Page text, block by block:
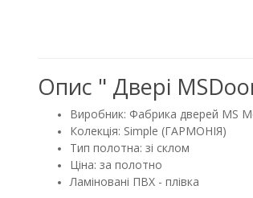
Опис " Двері
Виробник: Фабрика дверей MS
Колекція: Simple (ГАРМОНІЯ)
Тип полотна: зі склом
Ціна: за полотно
Ламіновані ПВХ - плівка